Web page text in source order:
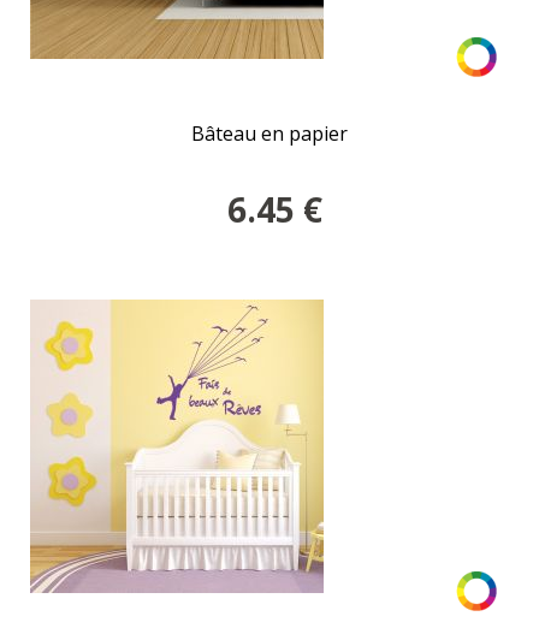
Bâteau en papier
6.45 €